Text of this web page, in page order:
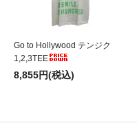
Go to Hollywood テンジク
1,2,3TEE
8,855円(税込)